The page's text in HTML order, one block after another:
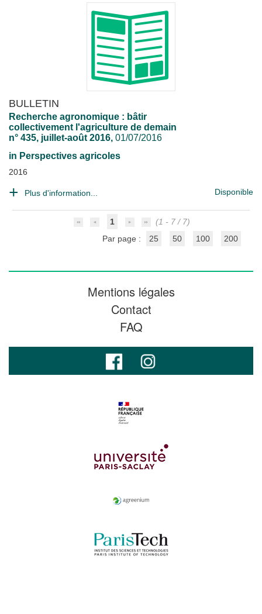
BULLETIN
Recherche agronomique : bâtir
collectivement l'agriculture de demain
n° 435, juillet-août 2016, 01/07/2016
in Perspectives agricoles
2016
Plus d'information... Disponible
1
(1 - 7 / 7)
Par page :
25 50 100 200
Mentions légales
Contact
FAQ